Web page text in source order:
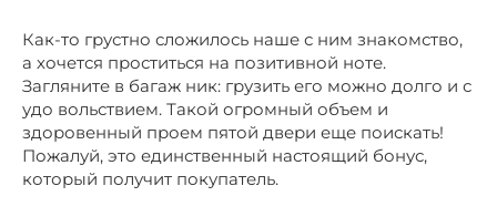
Как-то грустно сложилось наше с ним знакомство,
а хочется проститься на позитивной ноте.
Загляните в багаж ник: грузить его можно долго и с
удо вольствием. Такой огромный объем и
здоровенный проем пятой двери еще поискать!
Пожалуй, это единственный настоящий бонус,
который получит покупатель.